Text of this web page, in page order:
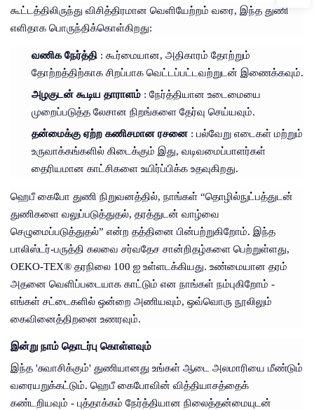
கூட்டத்திலிருந்து விசித்திரமான வெளியேற்றம் வரை, இந்த துணி
எளிதாக பொருந்திக்கொள்கிறது:
வணிக நேர்த்தி : கூர்மையான, அதிகாரம் தோற்றும்
தோற்றத்திற்காக சிறப்பாக வெட்டப்பட்டவற்றுடன் இணைக்கவும்.
அழகுடன் கூடிய தாராளம் : நேர்த்தியான உடைமையை
முறைப்படுத்த லேசான நிறங்களை தேர்வு செய்யவும்.
தன்மைக்கு ஏற்ற கணிசமான ரசனை : பல்வேறு எடைகள் மற்றும்
உருவாக்கங்களில் கிடைக்கும் இது, வடிவமைப்பாளர்கள்
தைரியமான காட்சிகளை உயிர்ப்பிக்க உதவுகிறது.
ஹெபீ கைபோ துணி நிறுவனத்தில், நாங்கள் “தொழில்நுட்பத்துடன்
துணிகளை வலுப்படுத்துதல், தரத்துடன் வாழ்வை
செழுமைப்படுத்துதல்” என்ற தத்தினை பின்பற்றுகிறோம். இந்த
பாலிஸ்டர்-பருத்தி கலவை சர்வதேச சான்றிதழ்களை பெற்றுள்ளது,
OEKO-TEX® தரநிலை 100 ஐ உள்ளடக்கியது. உண்மையான தரம்
அதனை வெளிப்படையாக காட்டும் என நாங்கள் நம்புகிறோம் -
எங்கள் சட்டைகளில் ஒன்றை அணியவும், ஒவ்வொரு நூலிலும்
கைவினைத்திறனை உணரவும்.
இன்று நாம் தொடர்பு கொள்ளவும்
இந்த 'சுவாசிக்கும்' துணியானது உங்கள் ஆடை அலமாரியை மீண்டும்
வரையறுக்கட்டும். ஹெபீ கைபோவின் வித்தியாசத்தைக்
கண்டறியவும் - புத்தாக்கம் நேர்த்தியான நிலைத்தன்மையுடன்